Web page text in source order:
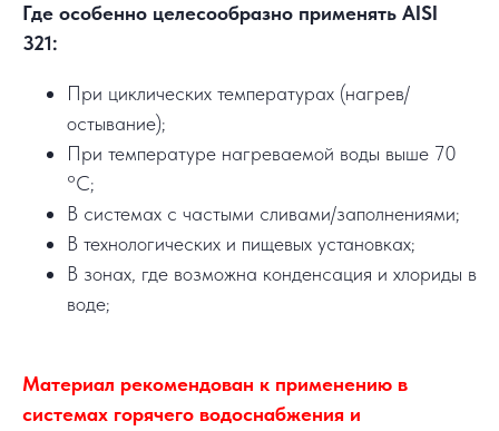
Где особенно целесообразно применять AISI
321:
При циклических температурах (нагрев/
остывание);
При температуре нагреваемой воды выше 70
°C;
В системах с частыми сливами/заполнениями;
В технологических и пищевых установках;
В зонах, где возможна конденсация и хлориды в
воде;
Материал рекомендован к применению в
системах горячего водоснабжения и